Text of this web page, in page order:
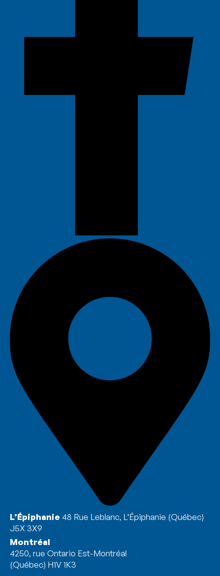
L’Épiphanie 48 Rue Leblanc, L’Épiphanie (Québec)
J5X 3X9
Montréal
4250, rue Ontario Est-Montréal
(Québec) H1V 1K3